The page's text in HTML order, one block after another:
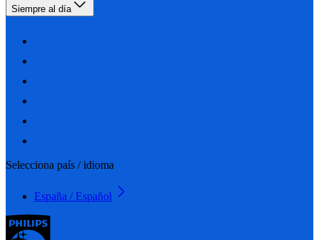
Siempre al día
Selecciona país / idioma
España / Español